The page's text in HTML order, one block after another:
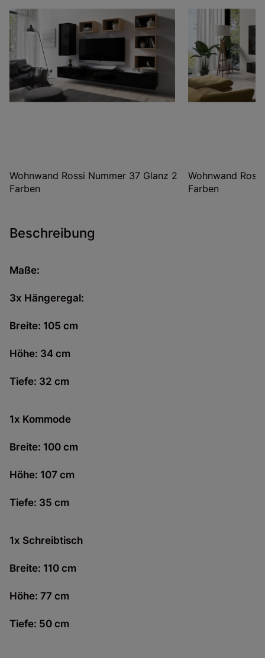
Wohnwand Rossi Nummer 37 Glanz 2
Farben
Wohnwand
Farben
Beschreibung
Maße:
3x Hängeregal:
Breite: 105 cm
Höhe: 34 cm
Tiefe: 32 cm
1x Kommode
Breite: 100 cm
Höhe: 107 cm
Tiefe: 35 cm
1x Schreibtisch
Breite: 110 cm
Höhe: 77 cm
Tiefe: 50 cm